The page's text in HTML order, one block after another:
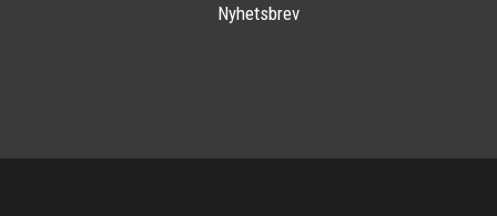
Nyhetsbrev